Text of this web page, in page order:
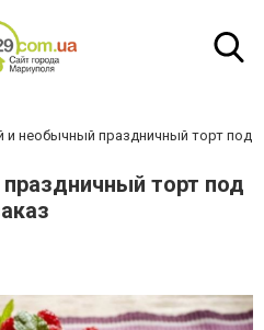
и необычный праздничный торт под
торт под